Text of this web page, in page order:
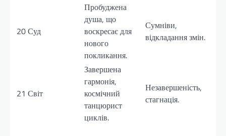
20Суд
Пробуджена
душа, що
воскресає для
нового
покликання.
Сумніви,
відкладання змін.
21 Світ
Завершена
гармонія,
космічний
танцюрист
циклів.
Незавершеність,
стагнація.